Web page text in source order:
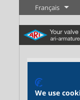
Français
We use